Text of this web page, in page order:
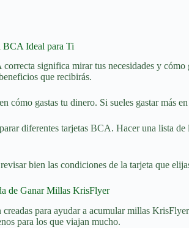
BCA Ideal para Ti
significa mirar tus necesidades y
que recibirás.
cómo gastas tu dinero. Si sueles gastar más
diferentes tarjetas BCA. Hacer una lista
bien las condiciones de la tarjeta que
de Ganar Millas KrisFlyer
para ayudar a acumular millas
para los que viajan mucho.